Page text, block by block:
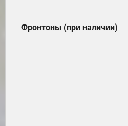
Фронтоны (при наличии)